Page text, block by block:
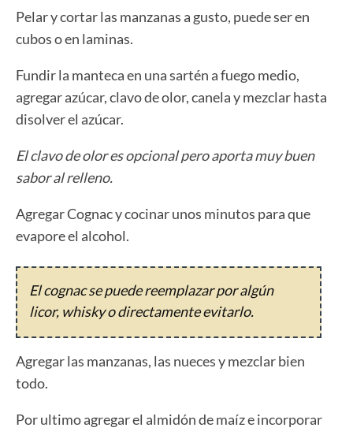
Pelar y cortar las manzanas a gusto, puede ser en
cubos o en laminas.
Fundir la manteca en una sartén a fuego medio,
agregar azúcar, clavo de olor, canela y mezclar hasta
disolver el azúcar.
El clavo de olor es opcional pero aporta muy buen
sabor al relleno.
Agregar Cognac y cocinar unos minutos para que
evapore el alcohol.
El cognac se puede reemplazar por algún
licor, whisky o directamente evitarlo.
Agregar las manzanas, las nueces y mezclar bien
todo.
Por ultimo agregar el almidón de maíz e incorporar